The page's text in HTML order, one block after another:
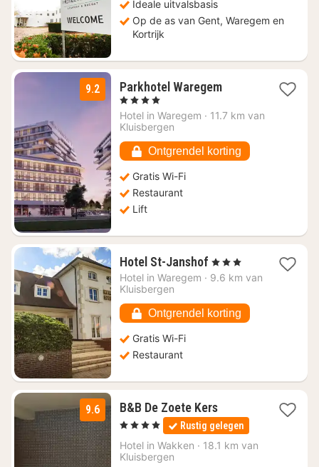
Ideale uitvalsbasis
Op de as van Gent, Waregem en
Kortrijk
9.2 Parkhotel Waregem1
vanaf
, 4 Sterren
Hotel in Waregem · 11.7 km van
Kluisbergen
Ontgrendel korting
Gratis Wi-Fi
Restaurant
Lift
Hotel St-Janshof 1
nacht
104,46
, 3 Sterren
Hotel in Waregem · 9.6 km van
Kluisbergen
Ontgrendel korting
Gratis Wi-Fi
Restaurant
9.6 B&B De Zoete Kers3
nachten
vanaf
€
, 4 Sterren Rustig gelegen
Hotel in Wakken · 18.1 km van
Kluisbergen